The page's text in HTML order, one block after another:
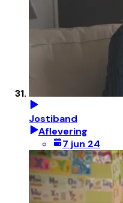
Jostiband
Aflevering
7 jun 24